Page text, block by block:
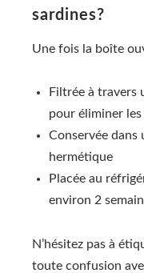
sardines?
Une fois la boîte
Filtrée à travers
pour éliminer
Conservée dans
hermétique
Placée au
environ 2
N’hésitez pas à
toute confusion